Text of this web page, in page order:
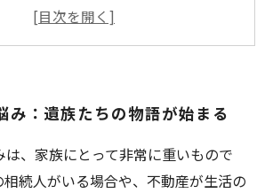
避するために：法的問題に立ち向
の道：未来を見据えたステップ
み：遺族たちの物語が始まる
、家族にとって非常に重いもので
続人がいる場合や、不動産が生活の